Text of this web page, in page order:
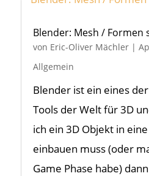
Blender: Mesh / Formen
von Eric-Oliver Mächler|
Allgemein
Blender ist ein eines
Tools der Welt für 3D
ich ein 3D Objekt in
einbauen muss (oder
Game Phase habe)